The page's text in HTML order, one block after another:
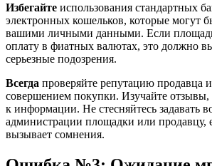
Избегайте использования стандартных
электронных кошельков, которые могут
вашими личными данными. Если
оплату в фиатных валютах, это должно
серьезные подозрения.
Всегда проверяйте репутацию продавца
совершением покупки. Изучайте отзывы,
к информации. Не стесняйтесь задавать
администрации площадки или продавцу,
вызывает сомнения.